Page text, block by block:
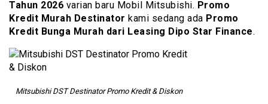
Tahun 2026 varian baru Mobil Mitsubishi. Promo
Kredit Murah Destinator kami sedang ada Promo
Kredit Bunga Murah dari Leasing Dipo Star Finance.
Mitsubishi DST Destinator Promo Kredit & Diskon